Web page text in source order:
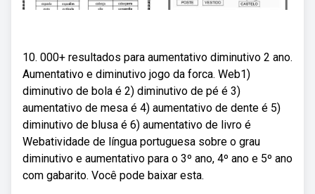
10. 000+ resultados para aumentativo diminutivo 2 ano.
Aumentativo e diminutivo jogo da forca. Web1)
diminutivo de bola é 2) diminutivo de pé é 3)
aumentativo de mesa é 4) aumentativo de dente é 5)
diminutivo de blusa é 6) aumentativo de livro é
Webatividade de língua portuguesa sobre o grau
diminutivo e aumentativo para o 3º ano, 4º ano e 5º ano
com gabarito. Você pode baixar esta.